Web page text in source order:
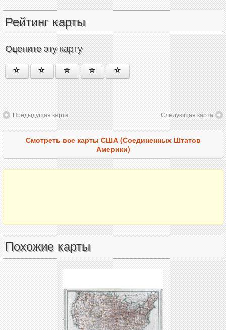
Рейтинг карты
Оцените эту карту
Предыдущая карта Следующая карта
Смотреть все карты США (Соединенных Штатов
Америки)
Похожие карты